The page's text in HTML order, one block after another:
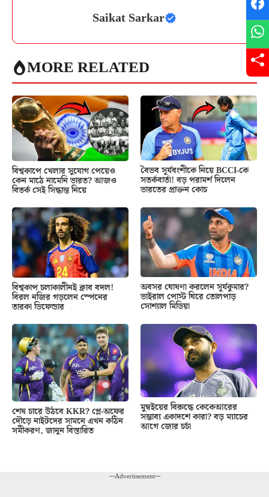
Saikat Sarkar
MORE RELATED
বিশ্বকাপে খেলার সুযোগ পেয়েও
কেন মাঠে নামেনি ভারত? আজও
বিতর্ক সেই সিদ্ধান্ত নিয়ে
বৈভব সূর্যবংশীকে নিয়ে BCCI-কে
সতর্কবার্তা! বড় পরামর্শ দিলেন
ভারতের প্রাক্তন কোচ
বিশ্বকাপ চলাকালীনই ক্লাব বদল!
বিরল নজির গড়লেন স্পেনের
তারকা ডিফেন্ডার
অবসর ঘোষণা করলেন সূর্যকুমার?
ভাইরাল পোস্ট ঘিরে তোলপাড়
সোশ্যাল মিডিয়া
শেষ চারে উঠবে KKR? প্লে-অফের
দৌড়ে নাইটদের সামনে এখন কঠিন
সমীকরণ, জানুন বিস্তারিত
মুম্বইয়ের বিরুদ্ধে কেকেআরের
সম্ভাব্য একাদশে কারা? বড় ম্যাচের
আগে জোর চর্চা
---Advertisement---